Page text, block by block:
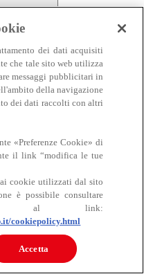
Carne
dei dati acquisiti
che tale sito web utilizza
messaggi pubblicitari in
della navigazione
dei dati raccolti con altri
«Preferenze Cookie» di
il link “modifica le tue
cookie utilizzati dal sito
è possibile consultare
al link:
cookiepolicy.html
Accetta